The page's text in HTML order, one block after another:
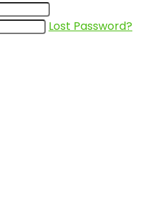
Lost Password?